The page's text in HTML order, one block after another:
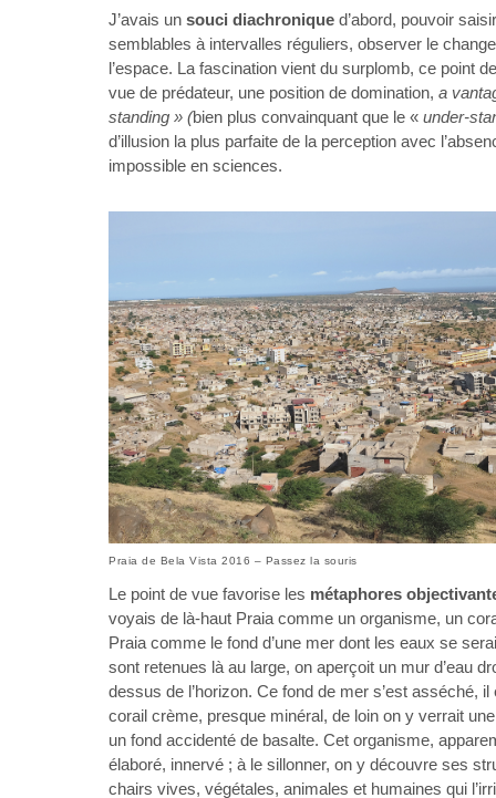
J’avais un souci diachronique d’abord, pouvoir
semblables à intervalles réguliers, observer le
l’espace. La fascination vient du surplomb, ce point
vue de prédateur, une position de domination, a
standing » (bien plus convainquant que le « under-
d’illusion la plus parfaite de la perception avec
impossible en sciences.
Praia de Bela Vista 2016 – Passez la souris
Le point de vue favorise les métaphores
voyais de là-haut Praia comme un organisme, un
Praia comme le fond d’une mer dont les eaux se
sont retenues là au large, on aperçoit un mur d’eau
dessus de l’horizon. Ce fond de mer s’est asséché, il
corail crème, presque minéral, de loin on y verrait
un fond accidenté de basalte. Cet organisme,
élaboré, innervé ; à le sillonner, on y découvre ses
chairs vives, végétales, animales et humaines qui